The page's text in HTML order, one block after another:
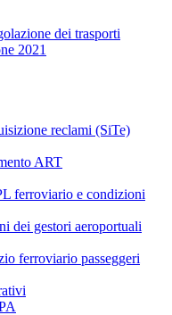
dei trasporti
2021
reclami (SiTe)
ART
ferroviario e condizioni
dei gestori aeroportuali
ferroviario passeggeri